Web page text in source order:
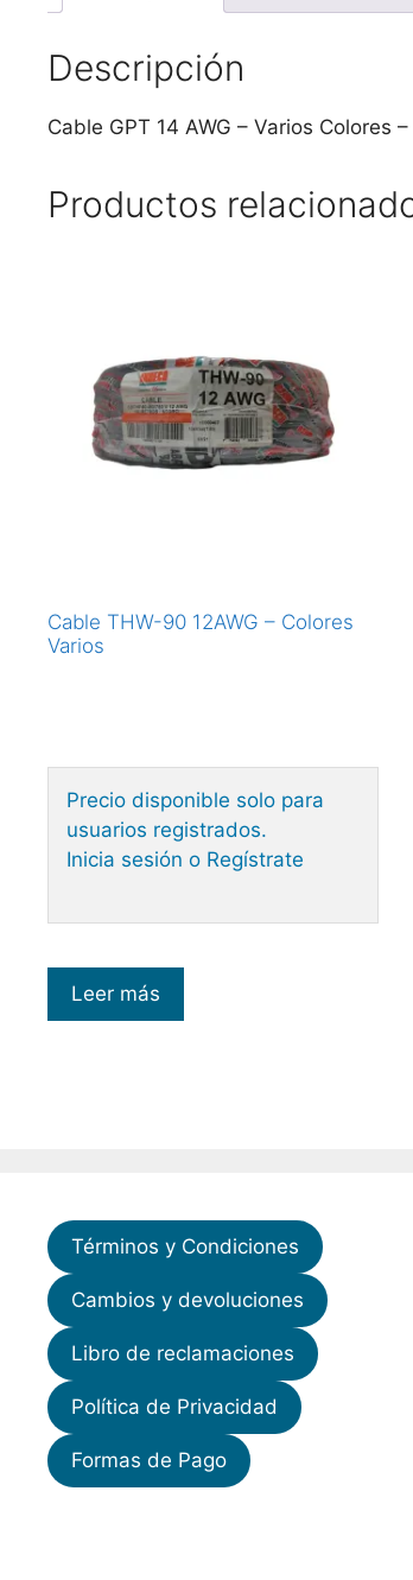
Descripción
Cable GPT 14 AWG – Varios Colores –
Productos
Cable THW-90 12AWG – Colores
Varios
Precio disponible solo para
usuarios registrados.
Inicia sesión o Regístrate
Leer más
Términos y Condiciones
Cambios y devoluciones
Libro de reclamaciones
Política de Privacidad
Formas de Pago